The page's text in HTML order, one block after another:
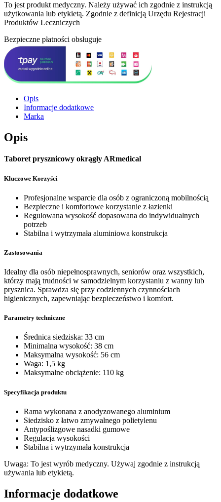
To jest produkt medyczny. Należy używać ich zgodnie z instrukcją
użytkowania lub etykietą. Zgodnie z definicją Urzędu Rejestracji
Produktów Leczniczych
Bezpieczne płatności obsługuje
Opis
Informacje dodatkowe
Marka
Opis
Taboret prysznicowy okrągły ARmedical
Kluczowe Korzyści
Profesjonalne wsparcie dla osób z ograniczoną mobilnością
Bezpieczne i komfortowe korzystanie z łazienki
Regulowana wysokość dopasowana do indywidualnych
potrzeb
Stabilna i wytrzymała aluminiowa konstrukcja
Zastosowania
Idealny dla osób niepełnosprawnych, seniorów oraz wszystkich,
którzy mają trudności w samodzielnym korzystaniu z wanny lub
prysznica. Sprawdza się przy codziennych czynnościach
higienicznych, zapewniając bezpieczeństwo i komfort.
Parametry techniczne
Średnica siedziska: 33 cm
Minimalna wysokość: 38 cm
Maksymalna wysokość: 56 cm
Waga: 1,5 kg
Maksymalne obciążenie: 110 kg
Specyfikacja produktu
Rama wykonana z anodyzowanego aluminium
Siedzisko z łatwo zmywalnego polietylenu
Antypoślizgowe nasadki gumowe
Regulacja wysokości
Stabilna i wytrzymała konstrukcja
Uwaga: To jest wyrób medyczny. Używaj zgodnie z instrukcją
używania lub etykietą.
Informacje dodatkowe